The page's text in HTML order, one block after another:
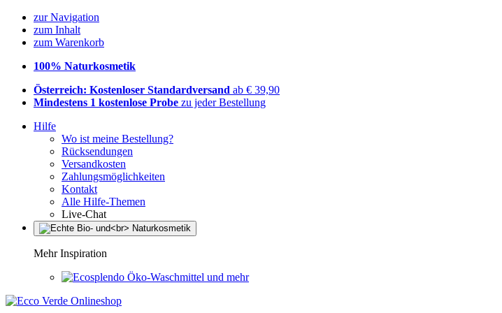
zur Navigation
zum Inhalt
zum Warenkorb
100% Naturkosmetik
Österreich: Kostenloser Standardversand ab € 39,90
Mindestens 1 kostenlose Probe zu jeder Bestellung
Hilfe
Wo ist meine Bestellung?
Rücksendungen
Versandkosten
Zahlungsmöglichkeiten
Kontakt
Alle Hilfe-Themen
Live-Chat
Mehr Inspiration
Öko-Waschmittel und mehr